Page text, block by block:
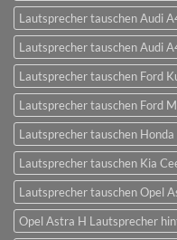
Lautsprecher tauschen Audi
Lautsprecher tauschen Audi
Lautsprecher tauschen Ford
Lautsprecher tauschen Ford
Lautsprecher tauschen
Lautsprecher tauschen Kia
Lautsprecher tauschen Opel
Opel Astra H Lautsprecher